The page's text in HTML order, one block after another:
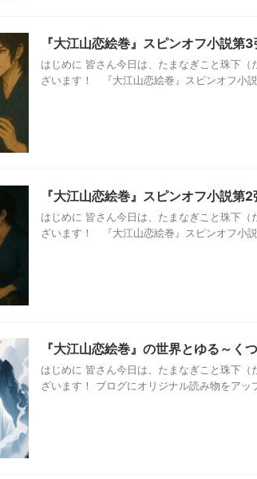
『大江山恋絵巻』スピンオフ小説第
はじめに 皆さん今日は、たまなぎこと珠下
ざいます！ 『大江山恋絵巻』スピンオフ小
『大江山恋絵巻』スピンオフ小説第
はじめに 皆さん今日は、たまなぎこと珠下
ざいます！ 『大江山恋絵巻』スピンオフ小
『大江山恋絵巻』の世界とゆる～く
はじめに 皆さん今日は、たまなぎこと珠下
ざいます！ ブログにオリジナル読み物をア